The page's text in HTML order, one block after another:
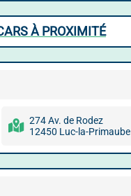
À PROXIMITÉ
274 Av. de Rodez
12450 Luc-la-Primaube